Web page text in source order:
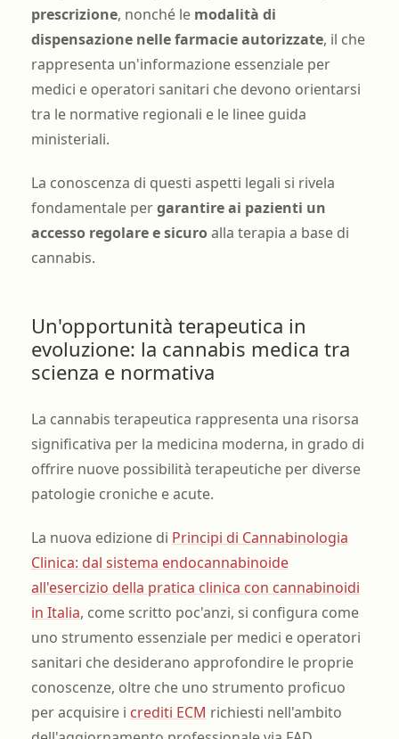
prescrizione, nonché le modalità di
dispensazione nelle farmacie autorizzate, il che
rappresenta un'informazione essenziale per
medici e operatori sanitari che devono orientarsi
tra le normative regionali e le linee guida
ministeriali.
La conoscenza di questi aspetti legali si rivela
fondamentale pergarantire ai pazienti un
accesso regolare e sicuroalla terapia a base di
cannabis.
Un'opportunità terapeutica in
evoluzione: la cannabis medica tra
scienza e normativa
La cannabis terapeutica rappresenta una risorsa
significativa per la medicina moderna, in grado di
offrire nuove possibilità terapeutiche per diverse
patologie croniche e acute.
La nuova edizione di Principi di Cannabinologia
Clinica: dal sistema endocannabinoide
all'esercizio della pratica clinica con cannabinoidi
in Italia, come scritto poc'anzi, si configura come
uno strumento essenziale per medici e operatori
sanitari che desiderano approfondire le proprie
conoscenze, oltre che uno strumento proficuo
per acquisire i crediti ECM richiesti nell'ambito